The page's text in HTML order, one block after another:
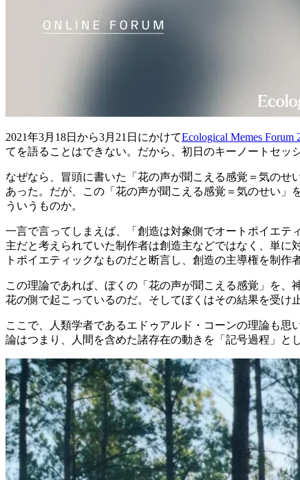
2021年3月18日から3月21日にかけてEcological Memes
てを語ることはできない。だから、初日のキーノートセッ
なぜなら、冒頭に書いた「花の声が聞こえる感覚＝気の
あった。だが、この「花の声が聞こえる感覚＝気のせい
ういうものか。
一言で言ってしまえば、「創造は対象側でオートポイエ
主だと考えられていた制作者は創造主などではなく、単
トポイエティックなものだと断言し、創造の主導権を制作
この理論であれば、ぼくの「花の声が聞こえる感覚」を、
花の側で起こっているのだ。そしてぼくはその結果を受け
ここで、人類学者であるエドゥアルド・コーンの理論も思
論はつまり、人間を含めた諸存在の動きを「記号過程」と